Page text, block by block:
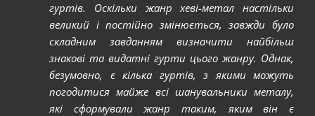
гуртів. Оскільки жанр хеві-метал настільки
великий і постійно змінюється, завжди було
складним завданням визначити найбільш
знакові та видатні гурти цього жанру. Однак,
безумовно, є кілька гуртів, з якими можуть
погодитися майже всі шанувальники металу,
які сформували жанр таким, яким він є